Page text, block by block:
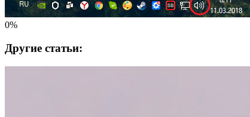
0%
Другие статьи: